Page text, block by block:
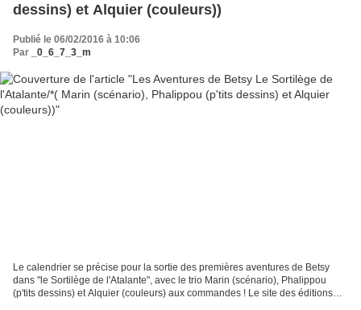
dessins) et Alquier (couleurs))
Publié le 06/02/2016 à 10:06
Par
_0_6_7_3_m
Le calendrier se précise pour la sortie des premières aventures de Betsy
dans "le Sortilège de l'Atalante", avec le trio Marin (scénario), Phalippou
(p'tits dessins) et Alquier (couleurs) aux commandes ! Le site des éditions